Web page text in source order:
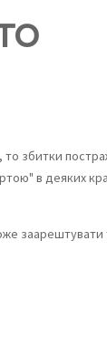
збитки
в деяких